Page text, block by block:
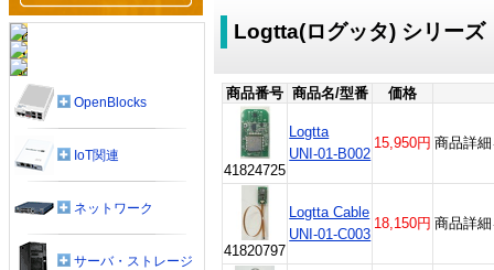
Logtta(ログッタ) シリーズ
商品番号 商品名/型番 価格
41824725
Logtta
UNI-01-B002
15,950円 商品詳
41820797
Logtta Cable
UNI-01-C003
18,150円 商品詳
OpenBlocks
IoT関連
ネットワーク
サーバ・ストレージ